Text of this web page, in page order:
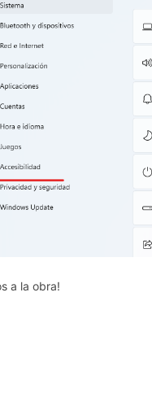
a la obra!